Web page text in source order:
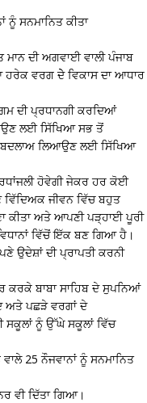
ਸਨਮਾਨਿਤ ਕੀਤਾ
ਦੀ ਅਗਵਾਈ ਵਾਲੀ ਪੰਜਾਬ
ਵਰਗ ਦੇੇ ਵਿਕਾਸ ਦਾ ਆਧਾਰ
ਦੀ ਪ੍ਰਧਾਨਗੀ ਕਰਦਿਆਂ
ਲਈ ਸਿੱਖਿਆ ਸਭ ਤੋਂ
ਬਦਲਾਅ ਲਿਆਉਣ ਲਈ ਸਿੱਖਿਆ
ਹੋਵੇਗੀ ਜੇਕਰ ਹਰ ਕੋਈ
ਵਿੱਦਿਅਕ ਜੀਵਨ ਵਿੱਚ ਬਹੁਤ
ਕੀਤਾ ਅਤੇ ਆਪਣੀ ਪੜ੍ਹਾਈ ਪੂਰੀ
ਵਿੱਚੋਂ ਇੱਕ ਬਣ ਗਿਆ ਹੈ।
ਉਦੇਸ਼ਾਂ ਦੀ ਪ੍ਰਾਪਤੀ ਕਰਨੀ
ਕਰਕੇ ਬਾਬਾ ਸਾਹਿਬ ਦੇ ਸੁਪਨਿਆਂ
ਅਤੇ ਪਛੜੇ ਵਰਗਾਂ ਦੇ
ਸਕੂਲਾਂ ਨੂੰ ਉੱਘੇ ਸਕੂਲਾਂ ਵਿੱਚ
25 ਨੌਜਵਾਨਾਂ ਨੂੰ ਸਨਮਾਨਿਤ
ਵੀ ਦਿੱਤਾ ਗਿਆ।